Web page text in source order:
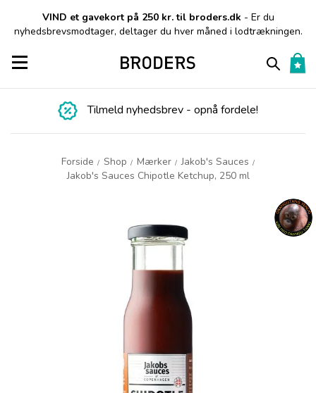
VIND et gavekort på 250 kr. til broders.dk - Er du
nyhedsbrevsmodtager, deltager du hver måned i lodtrækningen.
Toggle navigation
Tilmeld nyhedsbrev - opnå fordele!
Forside / Shop / Mærker / Jakob's Sauces /
Jakob's Sauces Chipotle Ketchup, 250 ml